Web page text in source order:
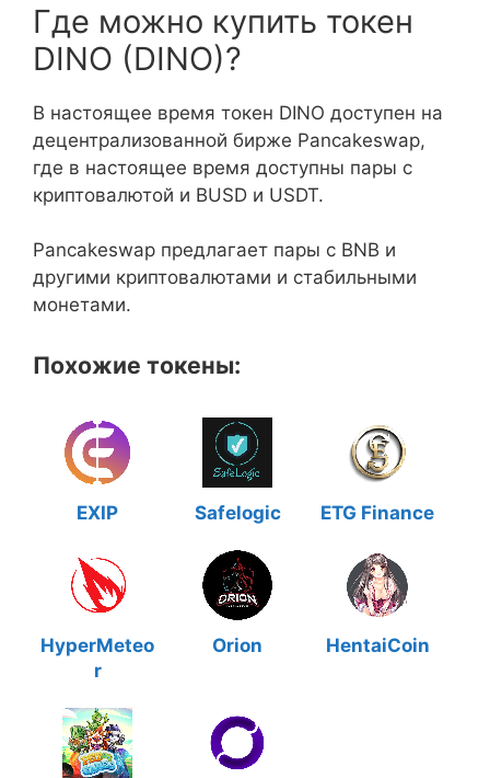
Где можно купить токен
DINO (DINO)?
В настоящее время токен DINO доступен на
децентрализованной бирже Pancakeswap,
где в настоящее время доступны пары с
криптовалютой и BUSD и USDT.
Pancakeswap предлагает пары с BNB и
другими криптовалютами и стабильными
монетами.
Похожие токены:
EXIP Safelogic ETG Finance
HyperMeteo
r
Orion HentaiCoin